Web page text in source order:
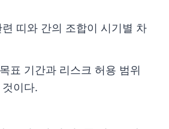
띠와 간의 조합이 시기별 차
표 기간과 리스크 허용 범위
이다.